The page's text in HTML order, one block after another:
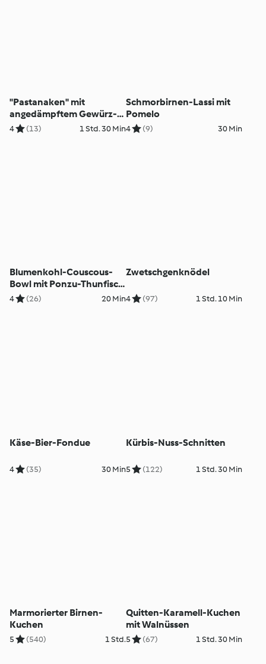
"Pastanaken" mit
angedämpftem Gewürz-
Lachs
4 (13) 1 Std. 30 Min
Schmorbirnen-Lassi mit
Pomelo
4 (9) 30 Min
Blumenkohl-Couscous-
Bowl mit Ponzu-Thunfisch
und Wasabi-Mayo
4 (26) 20 Min
Zwetschgenknödel
4 (97) 1 Std. 10 Min
Käse-Bier-Fondue
4 (35) 30 Min
Kürbis-Nuss-Schnitten
5 (122) 1 Std. 30 Min
Marmorierter Birnen-
Kuchen
5 (540) 1 Std.
Quitten-Karamell-Kuchen
mit Walnüssen
5 (67) 1 Std. 30 Min